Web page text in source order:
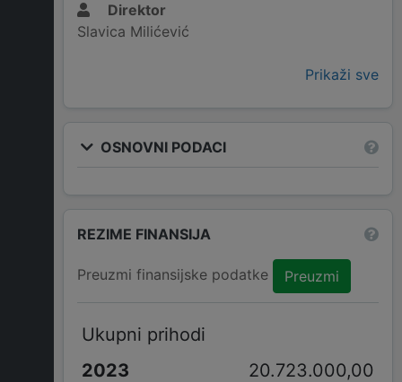
Direktor
Slavica Milićević
Prikaži sve
OSNOVNI PODACI
REZIME FINANSIJA
Preuzmi finansijske podatke Preuzmi
Ukupni prihodi
20.723.000,00